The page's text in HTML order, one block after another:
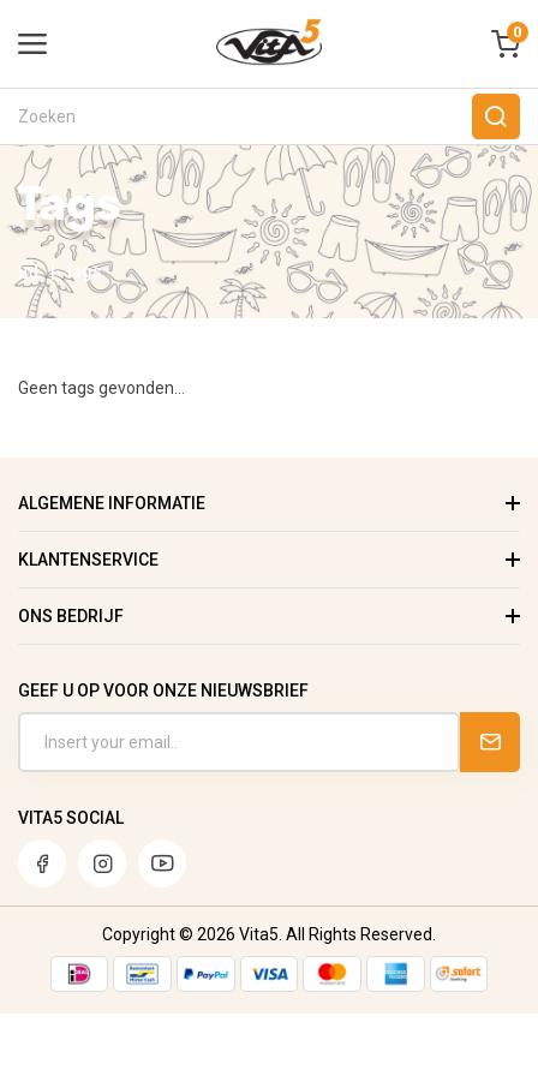
0
Tags
| tags
Geen tags gevonden...
ALGEMENE INFORMATIE
KLANTENSERVICE
ONS BEDRIJF
GEEF U OP VOOR ONZE NIEUWSBRIEF
VITA5 SOCIAL
Copyright © 2026 Vita5. All Rights Reserved.